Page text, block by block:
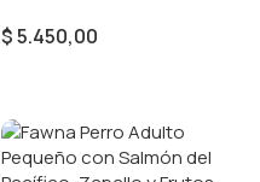
$5.450,00